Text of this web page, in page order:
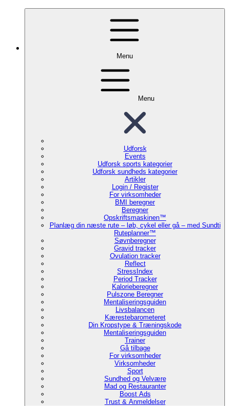
Menu
Menu
Udforsk
Events
Udforsk sports kategorier
Udforsk sundheds kategorier
Artikler
Login / Register
For virksomheder
BMI beregner
Beregner
Opskriftsmaskinen™
Planlæg din næste rute – løb, cykel eller gå – med Sundti
Ruteplanner™
Søvnberegner
Gravid tracker
Ovulation tracker
Reflect
StressIndex
Period Tracker
Kalorieberegner
Pulszone Beregner
Mentaliseringsguiden
Livsbalancen
Kærestebarometeret
Din Kropstype & Træningskode
Mentaliseringsguiden
Trainer
Gå tilbage
For virksomheder
Virksomheder
Sport
Sundhed og Velvære
Mad og Restauranter
Boost Ads
Trust & Anmeldelser